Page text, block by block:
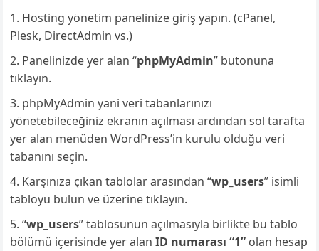
Hosting yönetim panelinize giriş yapın. (cPanel,
Plesk, DirectAdmin vs.)
Panelinizde yer alan “phpMyAdmin” butonuna
tıklayın.
phpMyAdmin yani veri tabanlarınızı
yönetebileceğiniz ekranın açılması ardından sol tarafta
yer alan menüden WordPress’in kurulu olduğu veri
tabanını seçin.
Karşınıza çıkan tablolar arasından “wp_users” isimli
tabloyu bulun ve üzerine tıklayın.
“wp_users” tablosunun açılmasıyla birlikte bu tablo
bölümü içerisinde yer alanID numarası “1” olan hesap